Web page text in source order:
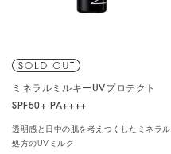
ミネラルミルキーUVプロテクト
SPF50+ PA++++
透明感と日中の肌を考えつくしたミネラル
処方のUVミルク